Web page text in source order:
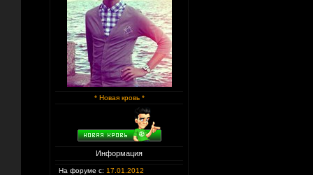
* Новая кровь *
Информация
На форуме с: 17.01.2012